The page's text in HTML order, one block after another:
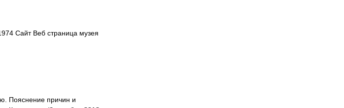
Сайт Веб страница музея
Пояснение причин и